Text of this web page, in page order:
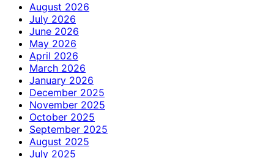
August 2026
July 2026
June 2026
May 2026
April 2026
March 2026
January 2026
December 2025
November 2025
October 2025
September 2025
August 2025
July 2025